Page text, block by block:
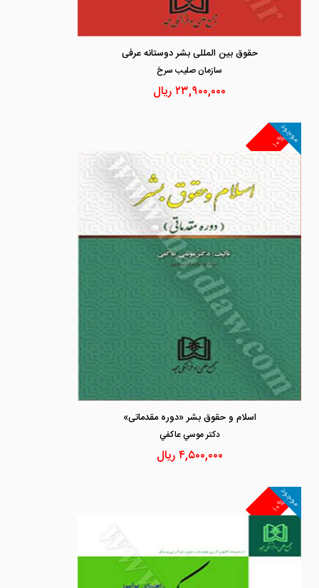
حقوق بین المللی بشر دوستانه عرفی
سازمان صليب سرخ
۲۳,۹۰۰,۰۰۰ریال
۱۰%
موجود
اسلام و حقوق بشر «دوره مقدماتی»
دكتر موسي عاكفي
۴,۵۰۰,۰۰۰ریال
۱۰%
موجود